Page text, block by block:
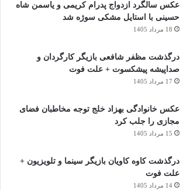
عکس سالگرد ازدواج پدرام کریمی و یاسمن شاه‌
حسینی با استایل مشکی سوژه شد
18 مرداد 1405
درگذشت مظفر شافعی بازیگر کارگردان و
صداپیشه پیشکسوت + علت فوت
17 مرداد 1405
عکس خانوادگی بهزاد خلج توجه مخاطبان فضای
مجازی را جلب کرد
15 مرداد 1405
درگذشت کاوه کاویان بازیگر سینما و تلویزیون +
علت فوت
14 مرداد 1405